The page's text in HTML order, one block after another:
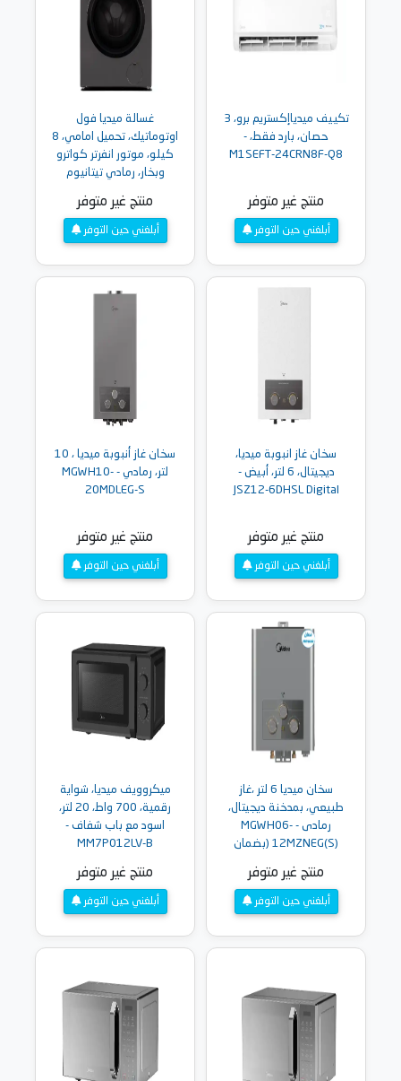
تكييف ميدياإكستريم برو، 3
حصان، بارد فقط، -
M1SEFT-24CRN8F-Q8
منتج غير متوفر
أبلغني حين التوفر
غسالة ميديا فول
اوتوماتيك، تحميل امامي، 8
كيلو، موتور انفرتر كواترو
وبخار، رمادي تيتانيوم
منتج غير متوفر
أبلغني حين التوفر
سخان غاز انبوبة ميديا،
ديجيتال، 6 لتر، أبيض -
JSZ12-6DHSL Digital
منتج غير متوفر
أبلغني حين التوفر
سخان غاز أنبوبة ميديا ، 10
لتر، رمادي - MGWH10-
20MDLEG-S
منتج غير متوفر
أبلغني حين التوفر
سخان ميديا 6 لتر ،غاز
طبيعي، بمدخنة ديجيتال،
رمادى - MGWH06-
12MZNEG(S) (بضمان
منتج غير متوفر
أبلغني حين التوفر
ميكروويف ميديا، شواية
رقمية، 700 واط، 20 لتر،
اسود مع باب شفاف -
MM7P012LV-B
منتج غير متوفر
أبلغني حين التوفر